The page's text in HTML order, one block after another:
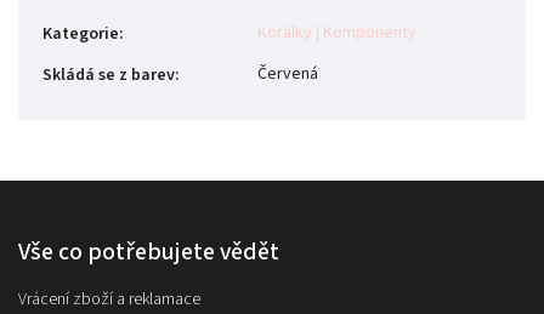
Kategorie:
Korálky | Komponenty
Skládá se z barev: Červená
Vše co potřebujete vědět
Vrácení zboží a reklamace